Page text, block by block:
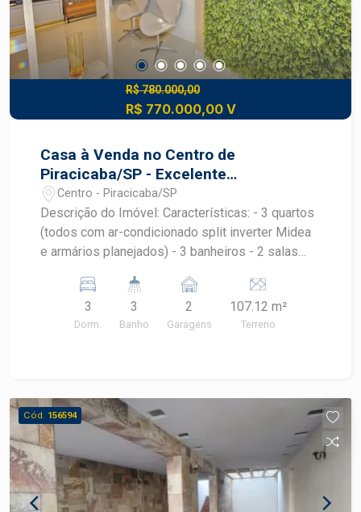
R$ 780.000,00
R$ 770.000,00 V
Casa à Venda no Centro de
Piracicaba/SP - Excelente
Oportunidade Comercial ou
Residencial
Centro - Piracicaba/SP
Descrição do Imóvel: Características: - 3 quartos
(todos com ar-condicionado split inverter Midea
e armários planejados) - 3 banheiros - 2 salas
com lavabo e decoração) - Cozinha planejada -
Lavanderia - Área gourmet com churrasqueira - 2
vagas de garagem (com possibilidade de
comercial disponível - Localização privilegiada:
próximo ao Hotel Nacional Inn e Rua Ulchoa Cintra
(polo de clínicas) - Potencial para até 7 salas,
com recepção, copa/café, área e banheiro de
funcionários - Possibilidade de financiamento
bancário Casa duplex com 150 m² de área
3
Dorm.
3
Banho
2
Garagens
107.12 m²
Terreno
Cód. 156594